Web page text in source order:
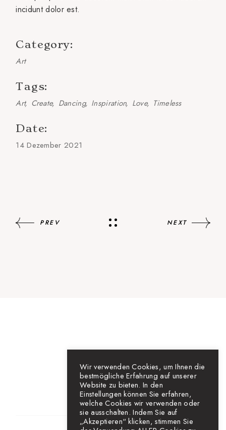
incidunt dolor est.
Category:
Art
Tags:
Art Create Dancing Inspiration Love Timeless
Date:
14 Dezember 2021
PREV NEXT
Wir verwenden Cookies, um Ihnen die
bestmögliche Erfahrung auf unserer
Website zu bieten. In den
Einstellungen können Sie erfahren,
welche Cookies wir verwenden oder
sie ausschalten. Indem Sie auf
„Akzeptieren“ klicken, stimmen Sie